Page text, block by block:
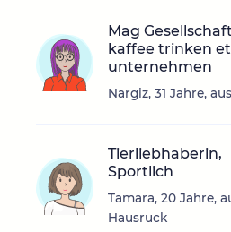
Mag
kaffee trinken
unternehmen
Nargiz, 31 Jahre,
Tierliebhaberin,
Sportlich
Tamara, 20 Jahre,
Hausruck